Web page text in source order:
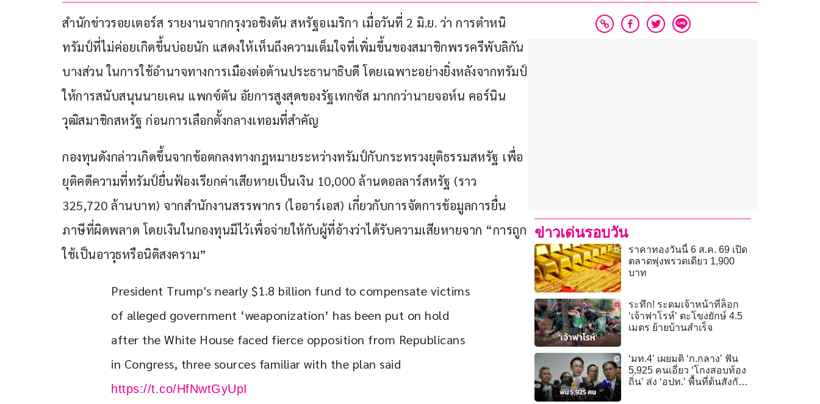
สำนักข่าวรอยเตอร์ส รายงานจากกรุงวอชิงตัน สหรัฐอเมริกา เมื่อวันที่ 2 มิ.ย. ว่า การตำหนิ
ทรัมป์ที่ไม่ค่อยเกิดขึ้นบ่อยนัก แสดงให้เห็นถึงความเต็มใจที่เพิ่มขึ้นของสมาชิกพรรครีพับลิกัน
บางส่วน ในการใช้อำนาจทางการเมืองต่อต้านประธานาธิบดี โดยเฉพาะอย่างยิ่งหลังจากทรัมป์
ให้การสนับสนุนนายเคน แพกซ์ตัน อัยการสูงสุดของรัฐเทกซัส มากกว่านายจอห์น คอร์นิน
วุฒิสมาชิกสหรัฐ ก่อนการเลือกตั้งกลางเทอมที่สำคัญ
กองทุนดังกล่าวเกิดขึ้นจากข้อตกลงทางกฎหมายระหว่างทรัมป์กับกระทรวงยุติธรรมสหรัฐ เพื่อ
ยุติคดีความที่ทรัมป์ยื่นฟ้องเรียกค่าเสียหายเป็นเงิน 10,000 ล้านดอลลาร์สหรัฐ (ราว
325,720 ล้านบาท) จากสำนักงานสรรพากร (ไออาร์เอส) เกี่ยวกับการจัดการข้อมูลการยื่น
ภาษีที่ผิดพลาด โดยเงินในกองทุนมีไว้เพื่อจ่ายให้กับผู้ที่อ้างว่าได้รับความเสียหายจาก “การถูก
ใช้เป็นอาวุธหรือนิติสงคราม”
President Trump's nearly $1.8 billion fund to compensate victims
of alleged government ‘weaponization’ has been put on hold
after the White House faced fierce opposition from Republicans
in Congress, three sources familiar with the plan said
https://t.co/HfNwtGyUpI
ข่าวเด่นรอบวัน
ราคาทองวันนี้ 6 ส.ค. 69 เปิด
ตลาดพุ่งพรวดเดียว 1,900
บาท
ระทึก! ระดมเจ้าหน้าที่ล็อก
‘เจ้าฟาโรห์’ ตะโขงยักษ์ 4.5
เมตร ย้ายบ้านสำเร็จ
‘มท.4’ เผยมติ ‘ก.กลาง’ ฟัน
5,925 คนเอี่ยว ‘โกงสอบท้อง
ถิ่น’ ส่ง ‘อปท.’ พื้นที่ต้นสังกัด